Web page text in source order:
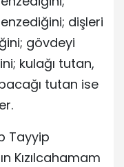
dişleri
gövdeyi
kulağı tutan,
tutan ise
Tayyip
Kızılcahamam